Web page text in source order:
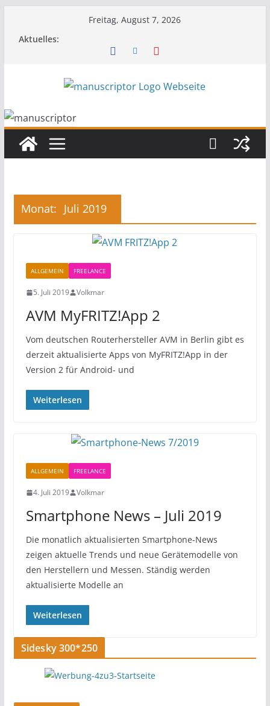
Freitag, August 7, 2026
Aktuelles:
Monat: Juli 2019
ALLGEMEIN FREELANCE
5. Juli 2019 Volkmar
AVM MyFRITZ!App 2
Vom deutschen Routerhersteller AVM in Berlin gibt es
derzeit aktualisierte Apps von MyFRITZ!App in der
Version 2 für Android- und
Weiterlesen
ALLGEMEIN FREELANCE
4. Juli 2019 Volkmar
Smartphone News – Juli 2019
Die monatlich aktualisierten Smartphone-News
zeigen aktuelle Trends und neue Gerätemodelle von
den Herstellern und Messen. Ständig werden
aktualisierte Modelle an
Weiterlesen
Sidesky 300*250